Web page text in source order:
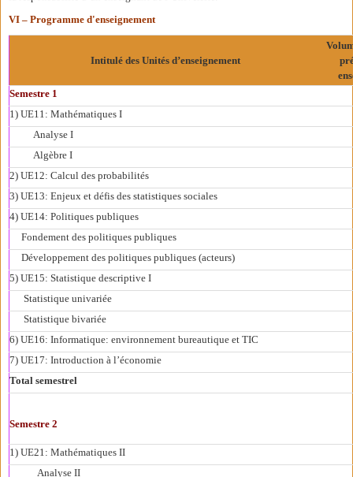
VI – Programme d'enseignement
Intitulé des Unités d’enseignement
Semestre 1
1) UE11: Mathématiques I
Analyse I
Algèbre I
2) UE12: Calcul des probabilités
3) UE13: Enjeux et défis des statistiques sociales
4) UE14: Politiques publiques
Fondement des politiques publiques
Développement des politiques publiques (acteurs)
5) UE15: Statistique descriptive I
Statistique univariée
Statistique bivariée
6) UE16: Informatique: environnement bureautique et TIC
7) UE17: Introduction à l’économie
Total semestrel
Semestre 2
1) UE21: Mathématiques II
Analyse II